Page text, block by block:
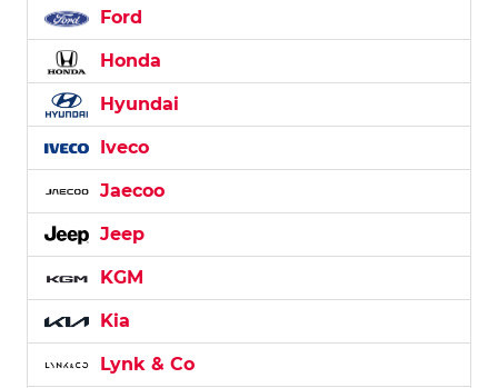
Ford
Honda
Hyundai
Iveco
Jaecoo
Jeep
KGM
Kia
Lynk & Co